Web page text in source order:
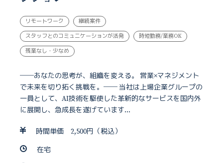
リモートワーク 継続案件
スタッフとのコミュニケーションが活発 時短勤務/業務OK
残業なし・少なめ
──あなたの思考が、組織を変える。 営業×マネジメント
で未来を切り拓く挑戦を。── 当社は上場企業グループの
一員として、AI技術を駆使した革新的なサービスを国内外
に展開し、急成長を遂げています...
時間単価 2,500円（税込）
在宅